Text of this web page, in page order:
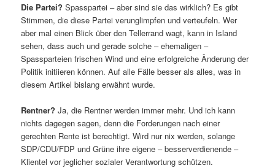
Die Partei? Spasspartei – aber sind sie das wirklich? Es gibt
Stimmen, die diese Partei verunglimpfen und verteufeln. Wer
aber mal einen Blick über den Tellerrand wagt, kann in Island
sehen, dass auch und gerade solche – ehemaligen –
Spassparteien frischen Wind und eine erfolgreiche Änderung der
Politik initiieren können. Auf alle Fälle besser als alles, was in
diesem Artikel bislang erwähnt wurde.
Rentner? Ja, die Rentner werden immer mehr. Und ich kann
nichts dagegen sagen, denn die Forderungen nach einer
gerechten Rente ist berechtigt. Wird nur nix werden, solange
SDP/CDU/FDP und Grüne ihre eigene – besserverdienende –
Klientel vor jeglicher sozialer Verantwortung schützen.